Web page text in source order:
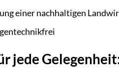
einer nachhaltigen
jede